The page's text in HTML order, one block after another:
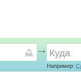
Например: